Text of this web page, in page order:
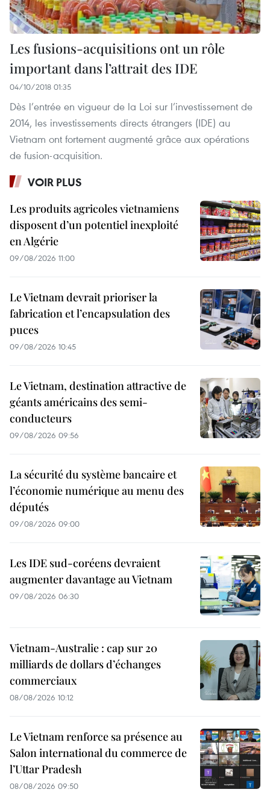
Les fusions-acquisitions ont un rôle
important dans l’attrait des IDE
04/10/2018 01:35
Dès l’entrée en vigueur de la Loi sur l’investissement de
2014, les investissements directs étrangers (IDE) au
Vietnam ont fortement augmenté grâce aux opérations
de fusion-acquisition.
VOIR PLUS
Les produits agricoles vietnamiens
disposent d’un potentiel inexploité
en Algérie
09/08/2026 11:00
Le Vietnam devrait prioriser la
fabrication et l’encapsulation des
puces
09/08/2026 10:45
Le Vietnam, destination attractive de
géants américains des semi-
conducteurs
09/08/2026 09:56
La sécurité du système bancaire et
l’économie numérique au menu des
députés
09/08/2026 09:00
Les IDE sud-coréens devraient
augmenter davantage au Vietnam
09/08/2026 06:30
Vietnam-Australie : cap sur 20
milliards de dollars d’échanges
commerciaux
08/08/2026 10:12
Le Vietnam renforce sa présence au
Salon international du commerce de
l’Uttar Pradesh
08/08/2026 09:50